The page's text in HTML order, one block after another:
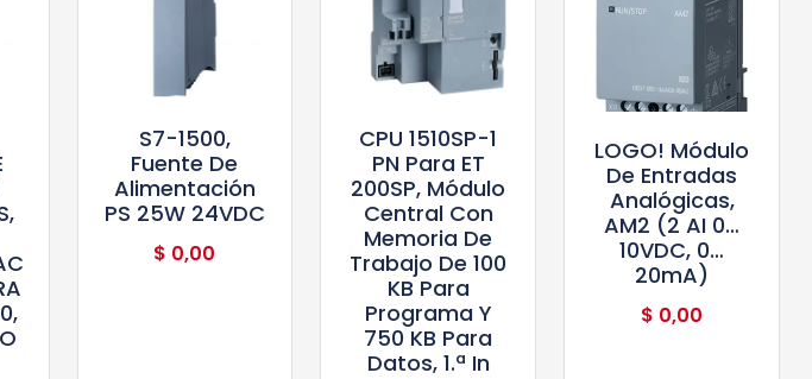
S7-1500,
Fuente De
Alimentación
PS 25W 24VDC
$ 0,00
CPU 1510SP-1
PN Para ET
200SP, Módulo
Central Con
Memoria De
Trabajo De 100
KB Para
Programa Y
750 KB Para
Datos, 1.ª In
LOGO! Módulo
De Entradas
Analógicas,
AM2 (2 AI 0…
10VDC, 0…
20mA)
$ 0,00